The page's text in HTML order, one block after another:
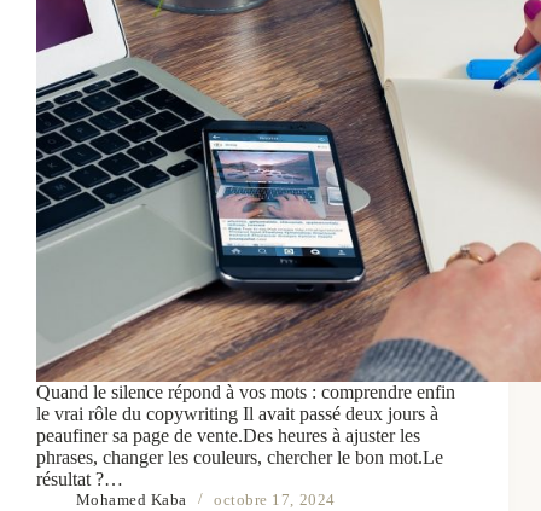
Quand le silence répond à vos mots : comprendre enfin
le vrai rôle du copywriting Il avait passé deux jours à
peaufiner sa page de vente.Des heures à ajuster les
phrases, changer les couleurs, chercher le bon mot.Le
résultat ?…
Mohamed Kaba octobre 17, 2024